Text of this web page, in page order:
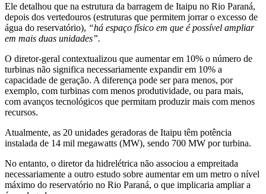
Ele detalhou que na estrutura da barragem de Itaipu no Rio Paraná,
depois dos vertedouros (estruturas que permitem jorrar o excesso de
água do reservatório), “há espaço físico em que é possível ampliar
em mais duas unidades”.
O diretor-geral contextualizou que aumentar em 10% o número de
turbinas não significa necessariamente expandir em 10% a
capacidade de geração. A diferença pode ser para menos, por
exemplo, com turbinas com menos produtividade, ou para mais,
com avanços tecnológicos que permitam produzir mais com menos
recursos.
Atualmente, as 20 unidades geradoras de Itaipu têm potência
instalada de 14 mil megawatts (MW), sendo 700 MW por turbina.
No entanto, o diretor da hidrelétrica não associou a empreitada
necessariamente a outro estudo sobre aumentar em um metro o nível
máximo do reservatório no Rio Paraná, o que implicaria ampliar a